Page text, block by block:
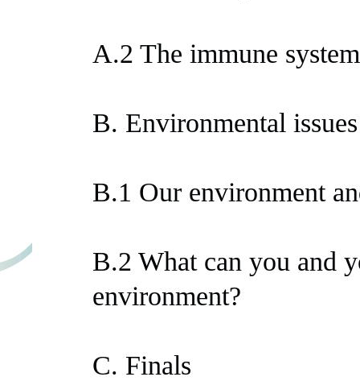
A.2 The immune system
B. Environmental issues
B.1 Our environment
B.2 What can you and
environment?
C. Finals